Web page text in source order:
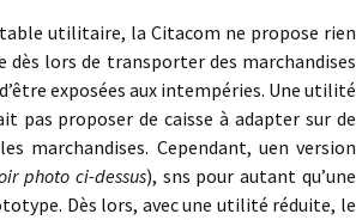
utilitaire, la Citacom ne propose rien
dès lors de transporter des marchandises
exposées aux intempéries. Une utilité
pas proposer de caisse à adapter sur de
marchandises. Cependant, uen version
photo ci-dessus), sns pour autant qu’une
Dès lors, avec une utilité réduite, le